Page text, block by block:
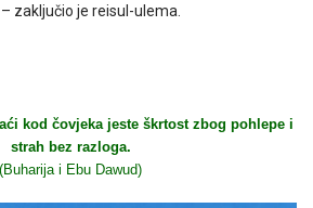
zaključio je reisul-ulema.
kod čovjeka jeste škrtost zbog pohlepe i
strah bez razloga.
(Buharija i Ebu Dawud)